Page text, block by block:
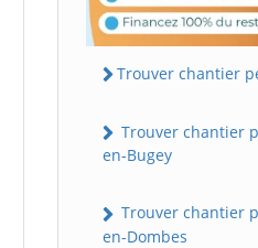
Trouver chantier
Trouver chantier
en-Bugey
Trouver chantier
en-Dombes